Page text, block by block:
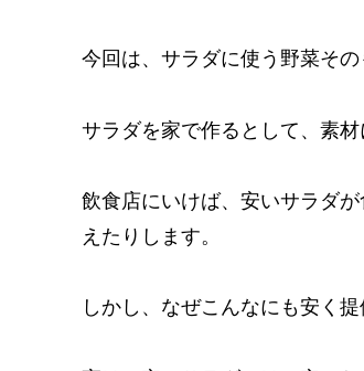
今回は、サラダに使う野菜その
サラダを家で作るとして、素
飲食店にいけば、安いサラダ
えたりします。
しかし、なぜこんなにも安く